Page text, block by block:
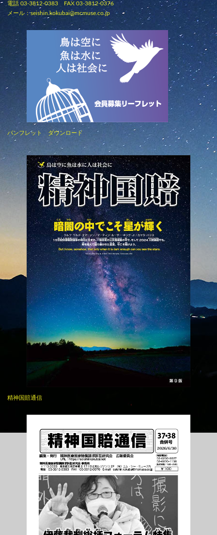
電話 03-3812-0383 FAX 03-3812-0376
メール：seishin.kokubai@mcmuse.co.jp
パンフレット ダウンロード
精神国賠通信